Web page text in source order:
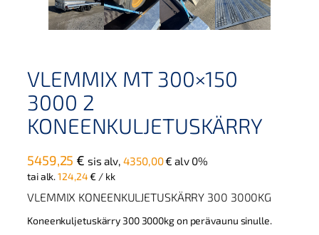
VLEMMIX MT 300×150
3000 2
KONEENKULJETUSKÄRRY
5459,25 € sis alv,4350,00€ alv 0%
tai alk.124,24€ / kk
VLEMMIX KONEENKULJETUSKÄRRY 300 3000KG
Koneenkuljetuskärry 300 3000kg on perävaunu sinulle.